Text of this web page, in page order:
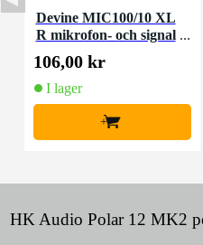
Devine MIC100/10 XL
R mikrofon- och signal
kabel 10 meter
106,00 kr
I lager
+
HK Audio Polar 12 MK2